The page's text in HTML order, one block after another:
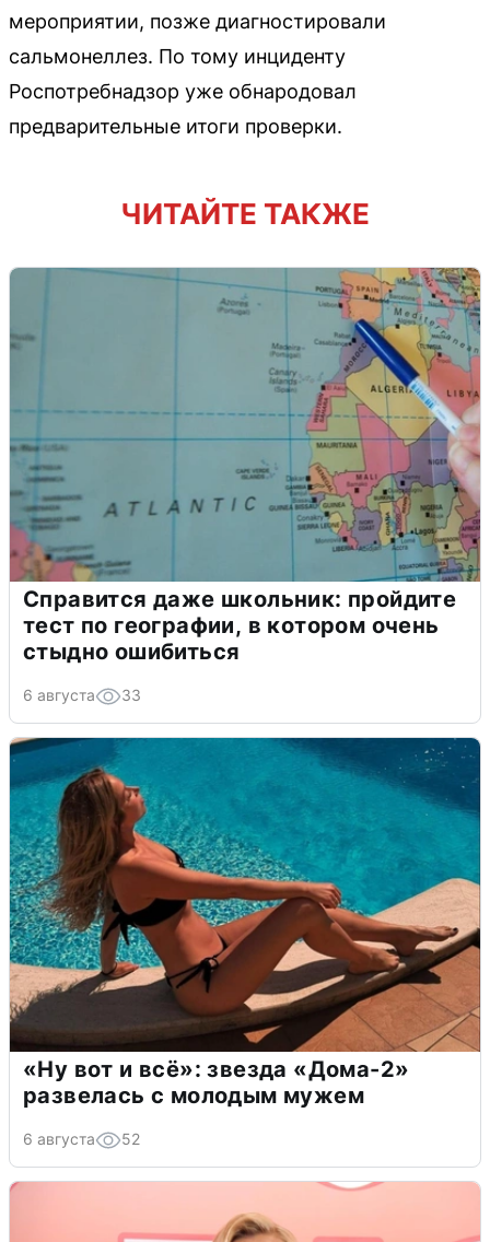
мероприятии, позже диагностировали
сальмонеллез. По тому инциденту
Роспотребнадзор уже обнародовал
предварительные итоги проверки.
ЧИТАЙТЕ ТАКЖЕ
Справится даже школьник: пройдите
тест по географии, в котором очень
стыдно ошибиться
6 августа 33
«Ну вот и всё»: звезда «Дома-2»
развелась с молодым мужем
6 августа 52